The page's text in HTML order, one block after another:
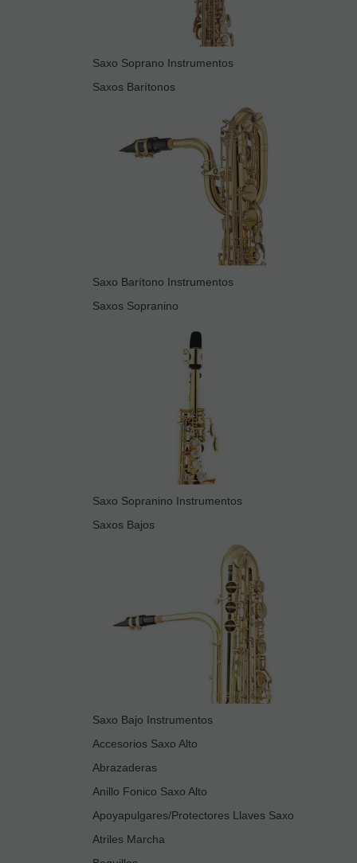
Saxo Soprano Instrumentos
Saxos Barítonos
Saxo Barítono Instrumentos
Saxos Sopranino
Saxo Sopranino Instrumentos
Saxos Bajos
Saxo Bajo Instrumentos
Accesorios Saxo Alto
Abrazaderas
Anillo Fonico Saxo Alto
Apoyapulgares/Protectores Llaves Saxo
Atriles Marcha